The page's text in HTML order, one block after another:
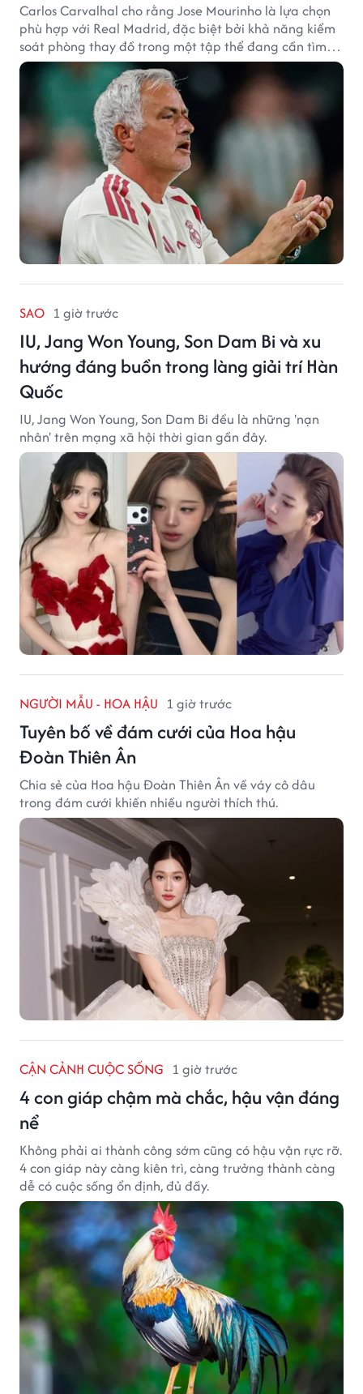
Carlos Carvalhal cho rằng Jose Mourinho là lựa chọn
phù hợp với Real Madrid, đặc biệt bởi khả năng kiểm
soát phòng thay đồ trong một tập thể đang cần tìm
lại sự ổn định.
SAO 1 giờ trước
IU, Jang Won Young, Son Dam Bi và xu
hướng đáng buồn trong làng giải trí Hàn
Quốc
IU, Jang Won Young, Son Dam Bi đều là những 'nạn
nhân' trên mạng xã hội thời gian gần đây.
NGƯỜI MẪU - HOA HẬU 1 giờ trước
Tuyên bố về đám cưới của Hoa hậu
Đoàn Thiên Ân
Chia sẻ của Hoa hậu Đoàn Thiên Ân về váy cô dâu
trong đám cưới khiến nhiều người thích thú.
CẬN CẢNH CUỘC SỐNG 1 giờ trước
4 con giáp chậm mà chắc, hậu vận đáng
nể
Không phải ai thành công sớm cũng có hậu vận rực rỡ.
4 con giáp này càng kiên trì, càng trưởng thành càng
dễ có cuộc sống ổn định, đủ đầy.